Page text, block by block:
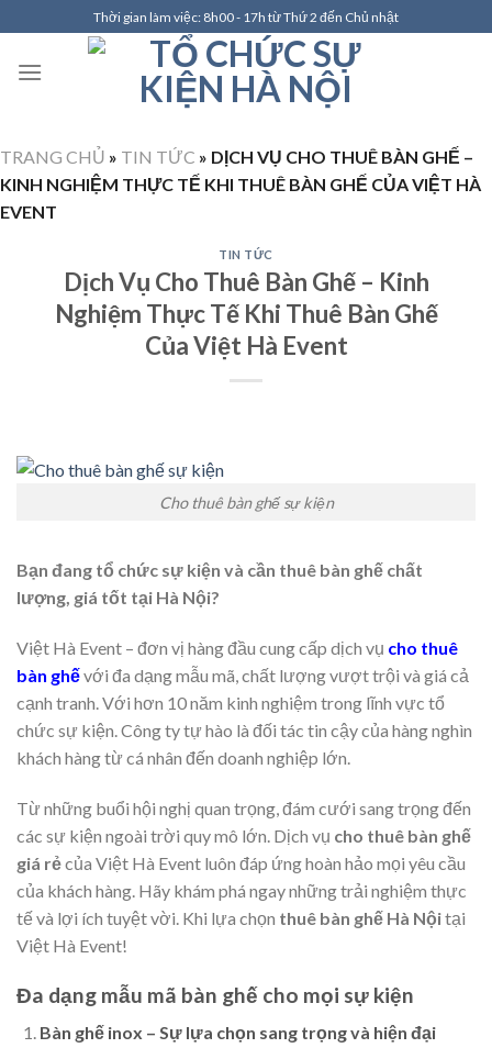
to
content
Thời gian làm việc: 8h00 - 17h từ Thứ 2 đến Chủ nhật
TRANG CHỦ » TIN TỨC » DỊCH VỤ CHO THUÊ BÀN GHẾ –
KINH NGHIỆM THỰC TẾ KHI THUÊ BÀN GHẾ CỦA VIỆT HÀ
EVENT
TIN TỨC
Dịch Vụ Cho Thuê Bàn Ghế – Kinh
Nghiệm Thực Tế Khi Thuê Bàn Ghế
Của Việt Hà Event
Cho thuê bàn ghế sự kiện
Bạn đang tổ chức sự kiện và cần thuê bàn ghế chất
lượng, giá tốt tại Hà Nội?
Việt Hà Event – đơn vị hàng đầu cung cấp dịch vụ cho thuê
bàn ghếvới đa dạng mẫu mã, chất lượng vượt trội và giá cả
cạnh tranh. Với hơn 10 năm kinh nghiệm trong lĩnh vực tổ
chức sự kiện. Công ty tự hào là đối tác tin cậy của hàng nghìn
khách hàng từ cá nhân đến doanh nghiệp lớn.
Từ những buổi hội nghị quan trọng, đám cưới sang trọng đến
các sự kiện ngoài trời quy mô lớn. Dịch vụ cho thuê bàn ghế
giá rẻcủa Việt Hà Event luôn đáp ứng hoàn hảo mọi yêu cầu
của khách hàng. Hãy khám phá ngay những trải nghiệm thực
tế và lợi ích tuyệt vời. Khi lựa chọn thuê bàn ghế Hà Nộitại
Việt Hà Event!
Đa dạng mẫu mã bàn ghế cho mọi sự kiện
Bàn ghế inox – Sự lựa chọn sang trọng và hiện đại